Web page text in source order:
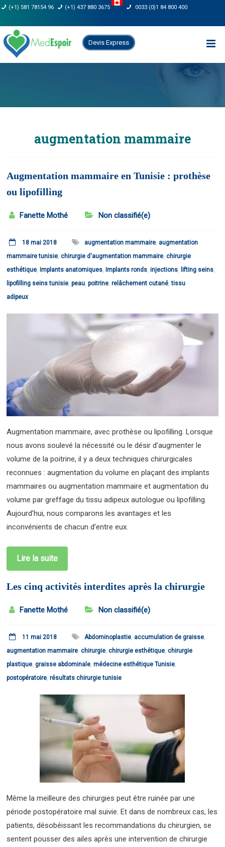
Skip
content
(+1) 581 78154 96 (+1) 437 880 3675 0033 (0)1 84 800 400
Devis Express
augmentation mammaire
Augmentation mammaire en Tunisie : prothèse
ou lipofilling
Fanette Mothé Non classifié(e)
18 mai 2018 augmentation mammaire, augmentation
mammaire tunisie,chirurgie d'augmentation mammaire,chirurgie
esthétique, Implants anatomiques, Implants ronds, injections, lifting seins,
lipofilling seins tunisie,peau,poitrine,relâchement cutané,tissu
adipeux
Augmentation mammaire, avec prothèse ou lipofilling. Lorsque
nous avons soulevé la nécessité ou le désir d’augmenter le
volume de la poitrine, il y a deux techniques chirurgicales
reconnues : augmentation du volume en plaçant des implants
mammaires ou augmentation mammaire et augmentation du
volume par greffage du tissu adipeux autologue ou lipofilling.
Aujourd’hui, nous comparons les avantages et les
inconvénients de chacun d’entre eux.
Lire la suite
Les cinq activités interdites après la chirurgie
Fanette Mothé Non classifié(e)
11 mai 2018 Abdominoplastie accumulation de graisse
augmentation mammaire ,chirurgie ,chirurgie esthétique ,chirurgie
plastique ,graisse abdominale ,médecine esthétique Tunisie
postopératoire ,résultats chirurgie tunisie
Même la meilleure des chirurgies peut être ruinée par une
période postopératoire mal suivie. Et dans de nombreux cas, les
patients, désobéissant les recommandations du chirurgien, se
sentent pousser des ailes après une intervention de chirurgie